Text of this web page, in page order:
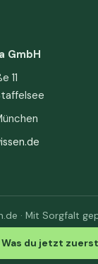
Was du jetzt
GmbH
11
· Mit Sorgfalt
& AGB